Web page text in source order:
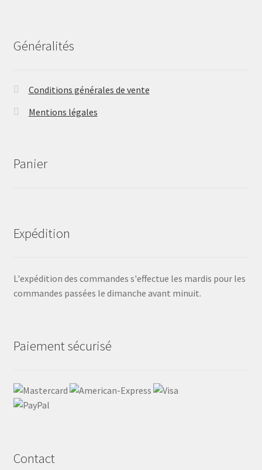
Généralités
Conditions générales de vente
Mentions légales
Panier
Expédition
L'expédition des commandes s'effectue les mardis pour les
commandes passées le dimanche avant minuit.
Paiement sécurisé
Contact